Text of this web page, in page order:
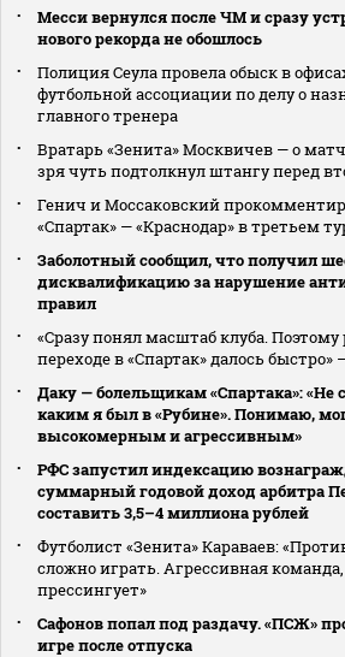
Месси вернулся после ЧМ и сразу
нового рекорда не обошлось
Полиция Сеула провела обыск в
футбольной ассоциации по делу о
главного тренера
Вратарь «Зенита» Москвичев — о
зря чуть подтолкнул штангу перед
Генич и Моссаковский
«Спартак» — «Краснодар» в третьем
Заболотный сообщил, что получил
дисквалификацию за нарушение
правил
«Сразу понял масштаб клуба.
переходе в «Спартак» далось быстро»
Даку — болельщикам «Спартака»: «Не
каким я был в «Рубине». Понимаю,
высокомерным и агрессивным»
РФС запустил индексацию
суммарный годовой доход арбитра
составить 3,5–4 миллиона рублей
Футболист «Зенита» Караваев:
сложно играть. Агрессивная
прессингует»
Сафонов попал под раздачу. «ПСЖ»
игре после отпуска